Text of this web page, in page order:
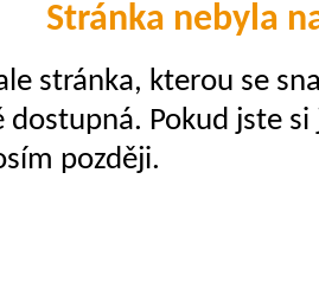
Stránka nebyla
stránka, kterou se
Pokud jste
později.